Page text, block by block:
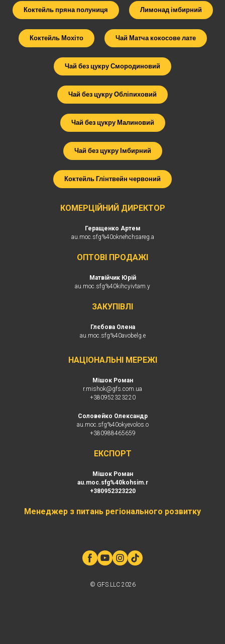
Коктейль пряна полуниця Лимонад імбирний
Коктейль Мохіто Чай Матча кокосове лате
Чай без цукру Смородиновий
Чай без цукру Обліпиховий
Чай без цукру Малиновий
Чай без цукру Імбирний
Коктейль Глінтвейн червоний
КОМЕРЦІЙНИЙ ДИРЕКТОР
Геращенко Артем
au.moc.sfg%40oknehchsareg.a
ОПТОВІ ПРОДАЖІ
Матвійчик Юрій
au.moc.sfg%40kihcyivtam.y
ЗАКУПІВЛІ
Глєбова Олена
au.moc.sfg%40avobelg.e
НАЦІОНАЛЬНІ МЕРЕЖІ
Мішок Роман
r.mishok@gfs.com.ua
+380952323220
Соловейко Олександр
au.moc.sfg%40okyevolos.o
+380988465659
EКСПОРТ
Мішок Роман
au.moc.sfg%40kohsim.r
+380952323220
Менеджер з питань регіонального розвитку
© GFS.LLC 2026